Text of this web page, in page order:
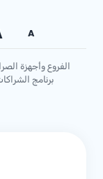
A
الفروع وأجهزة
برنامج